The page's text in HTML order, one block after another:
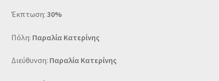
Έκπτωση: 30%
Πόλη: Παραλία Κατερίνης
Διεύθυνση: Παραλία Κατερίνης